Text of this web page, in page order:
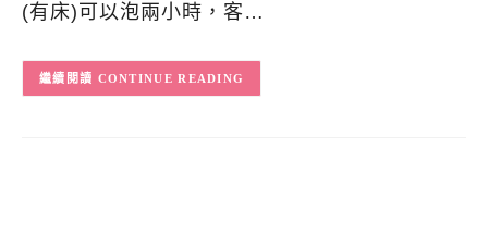
(有床)可以泡兩小時，客…
CONTINUE READING